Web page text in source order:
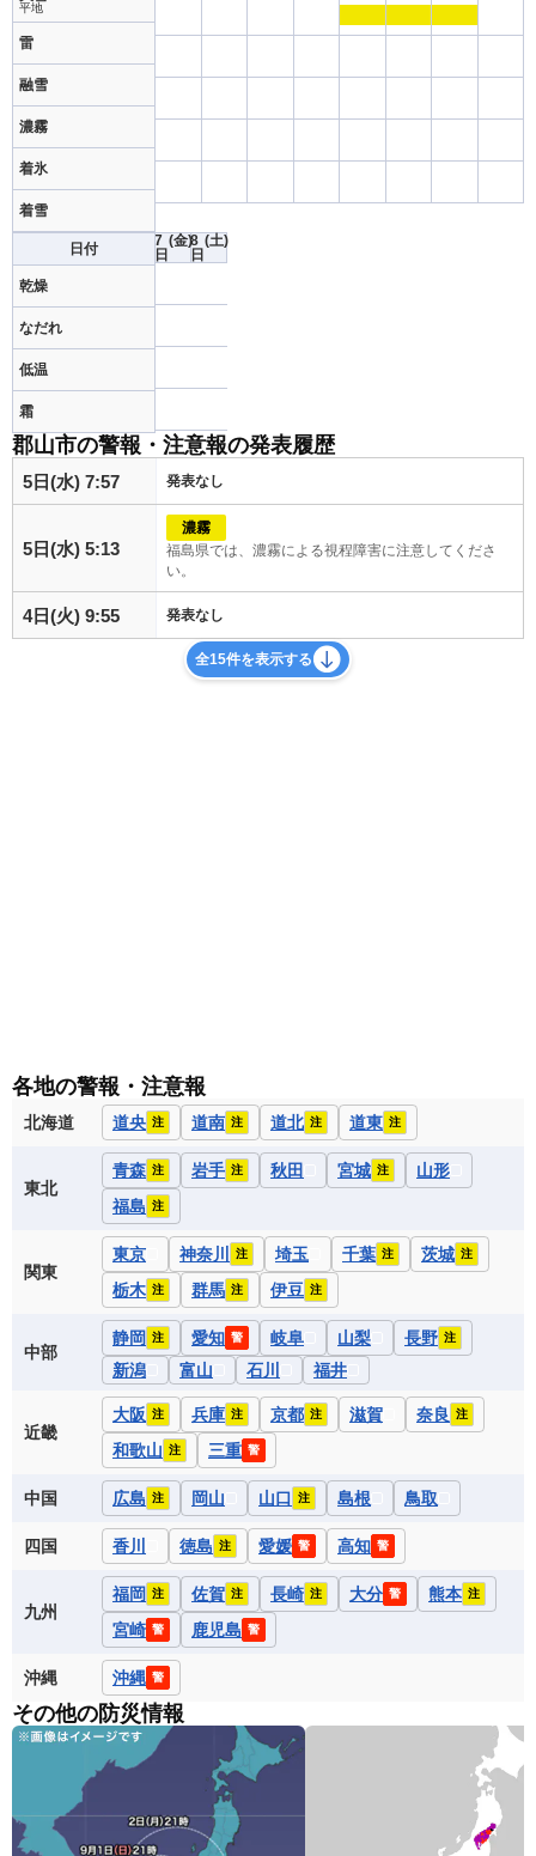
平地
雷
融雪
濃霧
着氷
着雪
日付
乾燥
なだれ
低温
霜
7
日
(金)8
日
(土)
郡山市の警報・注意報の発表履歴
5日(水) 7:57 発表なし
5日(水) 5:13
濃霧
福島県では、濃霧による視程障害に注意してくださ
い。
4日(火) 9:55 発表なし
全15件を表示する
各地の警報・注意報
北海道 道央 注 道南 注 道北 注 道東 注
東北
青森 注 岩手 注 秋田 宮城 注
山形
福島 注
関東
東京 神奈川 注 埼玉 千葉 注 茨城 注
栃木 注 群馬 注 伊豆 注
中部
静岡 注 愛知 警 岐阜 山梨 長野 注
新潟 富山 石川 福井
近畿
大阪 注 兵庫 注 京都 注 滋賀 奈良 注
和歌山 注 三重 警
中国 広島 注 岡山 山口 注 島根 鳥取
四国 香川 徳島 注 愛媛 警 高知 警
九州
福岡 注 佐賀 注 長崎 注 大分 警 熊本 注
宮崎 警 鹿児島 警
沖縄 沖縄 警
その他の防災情報